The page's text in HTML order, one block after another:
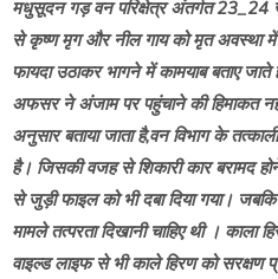
मधुसूदन गड़ वन परिक्षेत्र अंतर्गत
से कृष्ण मृग और नील गाय को मृत अवस्था में
फायदा उठाकर भागने में कामयाब बताए
अफसर ने अंजाम पर पहुंचाने की हिमाकत
अनुसार बताया जाता है,वन विभाग के
है। जिसकी वजह से शिकारी कार बरामद
से जुड़ी फाइल को भी दबा दिया गया।
मामले तत्परता दिखानी चाहिए थी ।
वाइल्ड लाइफ से भी काले हिरण को सरक्षण